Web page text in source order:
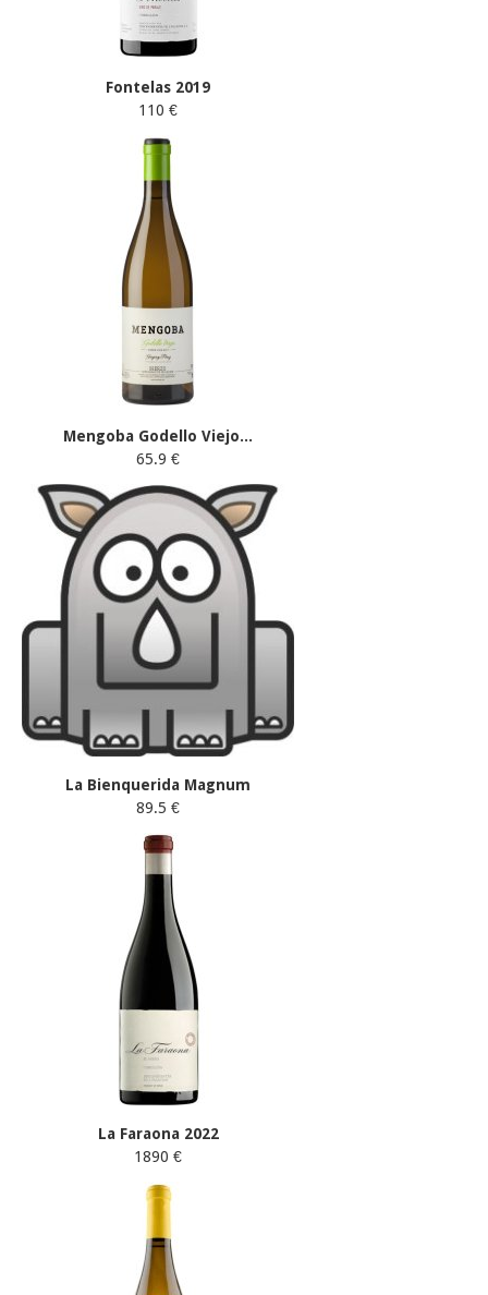
Fontelas 2019
110 €
Mengoba Godello Viejo...
65.9 €
La Bienquerida Magnum
89.5 €
La Faraona 2022
1890 €